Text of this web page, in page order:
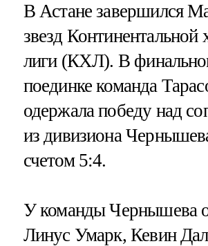
В Астане завершился
звезд Континентальной
лиги (КХЛ). В
поединке команда
одержала победу над
из дивизиона
счетом 5:4.
У команды Чернышева
Линус Умарк, Кевин